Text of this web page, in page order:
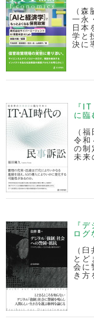
（
一永
日本
学と
決に
『
に臨
（
令和
の制
未来
『
ログ
（
とど
会に
き方